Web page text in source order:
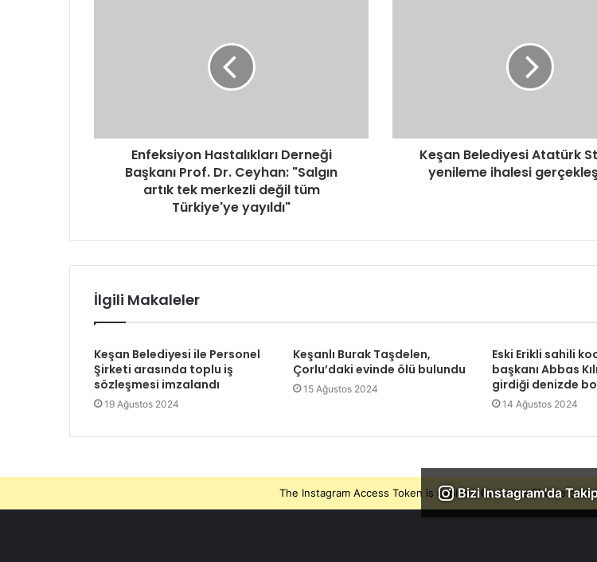
Enfeksiyon Hastalıkları Derneği
Başkanı Prof. Dr. Ceyhan: "Salgın
artık tek merkezli değil tüm
Türkiye'ye yayıldı"
Keşan Belediyesi Atatürk
yenileme ihalesi
İlgili Makaleler
Keşan Belediyesi ile Personel
Şirketi arasında toplu iş
sözleşmesi imzalandı
19 Ağustos 2024
Keşanlı Burak Taşdelen,
Çorlu’daki evinde ölü bulundu
15 Ağustos 2024
Eski Erikli sahili
başkanı Abbas
girdiği denizde
14 Ağustos 2024
Bizi Instagram'da
The Instagram Access Token is expired, Go to the Theme